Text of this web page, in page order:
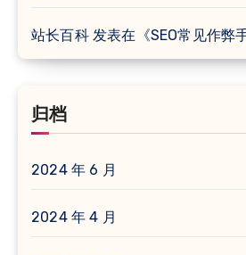
站长百科发表在《SEO常见作弊
归档
2024 年 6 月
2024 年 4 月